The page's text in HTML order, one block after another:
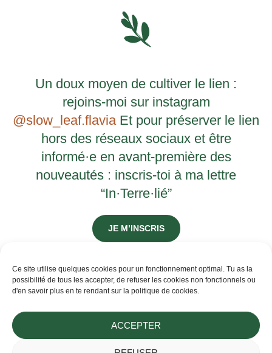
Ce site utilise quelques cookies pour un fonctionnement optimal. Tu as la
possibilité de tous les accepter, de refuser les cookies non fonctionnels ou
d'en savoir plus en te rendant sur la politique de cookies.
ACCEPTER
Un doux moyen de cultiver le lien :
rejoins-moi sur instagram
@slow_leaf.flavia Et pour préserver le lien
hors des réseaux sociaux et être
informé·e en avant-première des
nouveautés : inscris-toi à ma lettre
“In·Terre·lié”
JE M’INSCRIS
Flavia ~ Cultivatrice de douceur au rythme du Vivant